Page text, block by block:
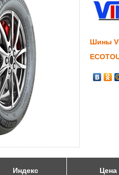
Шины
Индекс Цена